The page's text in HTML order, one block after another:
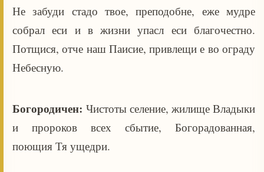
Не забуди стадо твое, преподобне, еже мудре
собрал еси и в жизни упасл еси благочестно.
Потщися, отче наш Паисие, привлещи е во ограду
Небесную.
Богородичен: Чистоты селение, жилище Владыки
и пророков всех сбытие, Богорадованная,
поющия Тя ущедри.